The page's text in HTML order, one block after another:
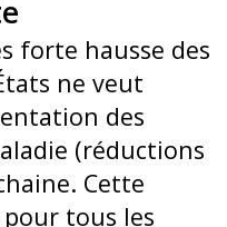
forte hausse des
ne veut
des
(réductions
Cette
tous les